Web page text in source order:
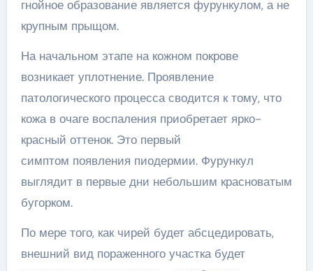
гнойное образование является фурункулом, а не
крупным прыщом.
На начальном этапе на кожном покрове
возникает уплотнение. Проявление
патологического процесса сводится к тому, что
кожа в очаге воспаления приобретает ярко-
красный оттенок. Это первый
симптом появления пиодермии. Фурункул
выглядит в первые дни небольшим красноватым
бугорком.
По мере того, как чирей будет абсцедировать,
внешний вид пораженного участка будет